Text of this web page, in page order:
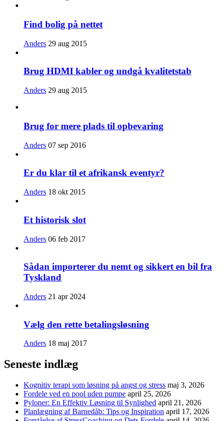
Find bolig på nettet
Anders 29 aug 2015
Brug HDMI kabler og undgå kvalitetstab
Anders 29 aug 2015
Brug for mere plads til opbevaring
Anders 07 sep 2016
Er du klar til et afrikansk eventyr?
Anders 18 okt 2015
Et historisk slot
Anders 06 feb 2017
Sådan importerer du nemt og sikkert en bil fra
Tyskland
Anders 21 apr 2024
Vælg den rette betalingsløsning
Anders 18 maj 2017
Seneste indlæg
Kognitiv terapi som løsning på angst og stress maj 3, 2026
Fordele ved en pool uden pumpe april 25, 2026
Pyloner: En Effektiv Løsning til Synlighed april 21, 2026
Planlægning af Barnedåb: Tips og Inspiration april 17, 2026